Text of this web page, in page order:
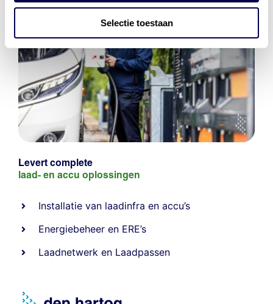
Selectie toestaan
Levert complete
laad- en accu oplossingen
Installatie van laadinfra en accu’s
Energiebeheer en ERE’s
Laadnetwerk en Laadpassen